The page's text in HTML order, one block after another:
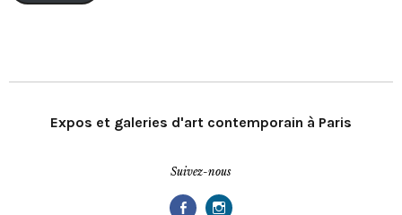
Expos et galeries d'art contemporain à Paris
Suivez-nous